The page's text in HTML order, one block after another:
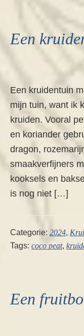
Een
Een kruidentuin
mijn tuin, want ik
kruiden. Vooral
en koriander
dragon,
smaakverfijners
kooksels en
is nog niet […]
Categorie: 2024,
Tags: coco peat,
Een